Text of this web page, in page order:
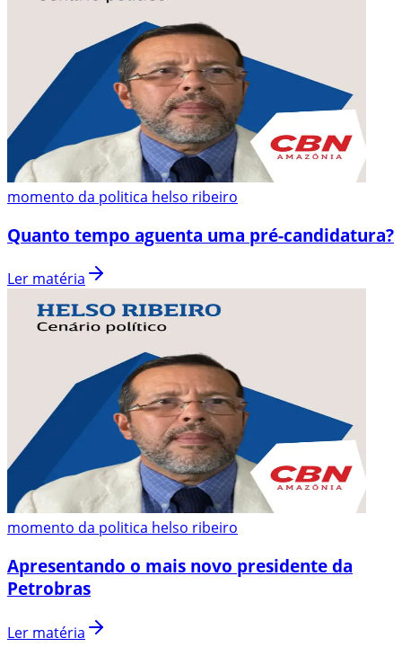
momento da politica helso ribeiro
Quanto tempo aguenta uma pré-candidatura?
Ler matéria
momento da politica helso ribeiro
Apresentando o mais novo presidente da
Petrobras
Ler matéria